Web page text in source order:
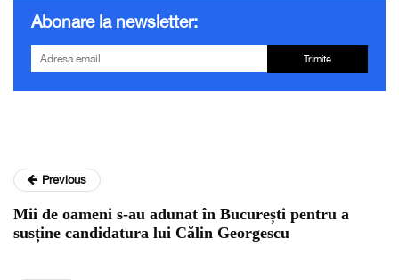
Abonare la newsletter:
Trimite
Previous
Mii de oameni s-au adunat în București pentru a
susține candidatura lui Călin Georgescu